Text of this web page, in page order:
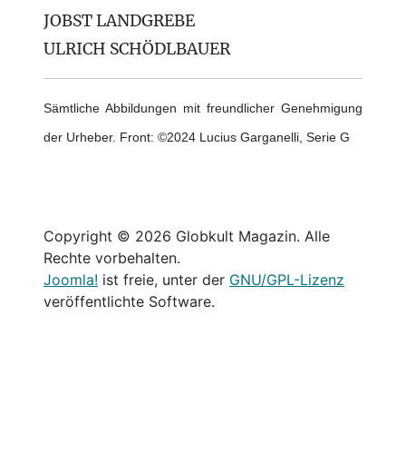
JOBST LANDGREBE
ULRICH SCHÖDLBAUER
Sämtliche Abbildungen mit freundlicher Genehmigung
der Urheber. Front: ©2024 Lucius Garganelli, Serie G
Copyright © 2026 Globkult Magazin. Alle
Rechte vorbehalten.
Joomla! ist freie, unter der GNU/GPL-Lizenz
veröffentlichte Software.